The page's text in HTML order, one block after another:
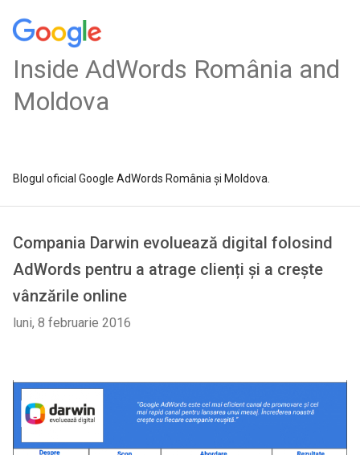
Inside AdWords România and
Moldova
Blogul oficial Google AdWords România și Moldova.
Compania Darwin evoluează digital folosind
AdWords pentru a atrage clienți și a crește
vânzările online
luni, 8 februarie 2016